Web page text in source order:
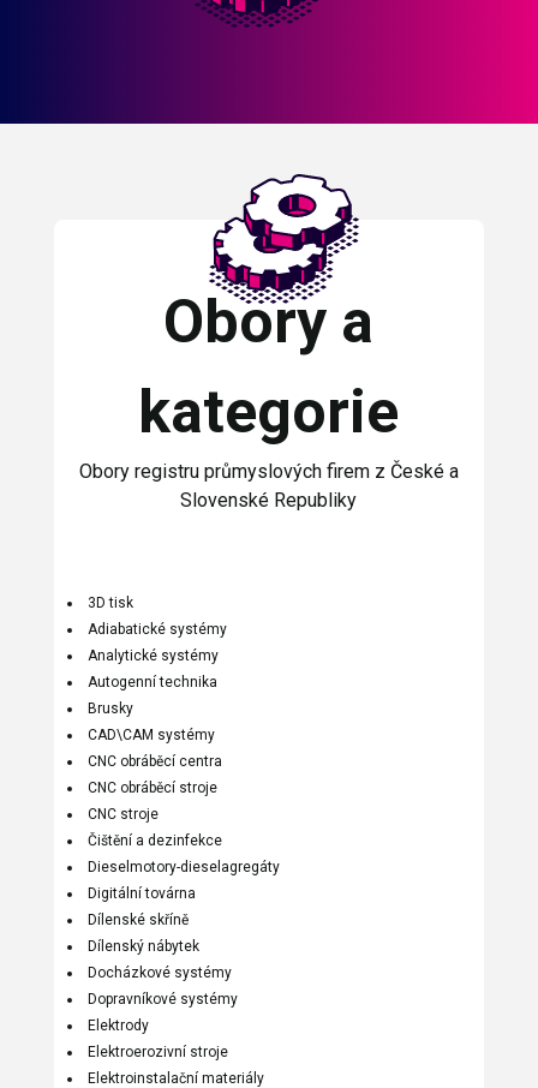
Obory a
kategorie
Obory registru průmyslových firem z České a
Slovenské Republiky
3D tisk
Adiabatické systémy
Analytické systémy
Autogenní technika
Brusky
CAD\CAM systémy
CNC obráběcí centra
CNC obráběcí stroje
CNC stroje
Čištění a dezinfekce
Dieselmotory-dieselagregáty
Digitální továrna
Dílenské skříně
Dílenský nábytek
Docházkové systémy
Dopravníkové systémy
Elektrody
Elektroerozivní stroje
Elektroinstalační materiály